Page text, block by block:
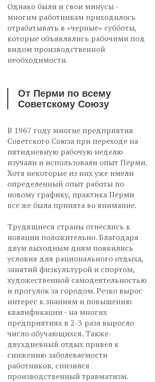
Однако были и свои минусы -
многим работникам приходилось
отрабатывать в «черные» субботы,
которые объявлялись рабочими под
видом производственной
необходимости.
От Перми по всему
Советскому Союзу
В 1967 году многие предприятия
Советского Союза при переходе на
пятидневную рабочую неделю
изучали и использовали опыт Перми.
Хотя некоторые из них уже имели
определенный опыт работы по
новому графику, практика Перми
все же была принята во внимание.
Трудящиеся страны отнеслись к
новации положительно. Благодаря
двум выходным дням появились
условия для рационального отдыха,
занятий физкультурой и спортом,
художественной самодеятельностью
и прогулок за городом. Резко вырос
интерес к знаниям и повышению
квалификации - на многих
предприятиях в 2-3 раза выросло
число обучающихся. Также
двухдневный отдых привел к
снижению заболеваемости
работников, снизился
производственный травматизм.